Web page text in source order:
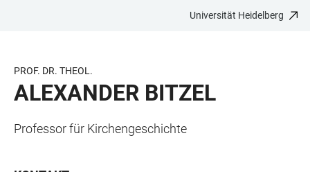
BARRIEREFREIHEIT
Universität Heidelberg
PROF. DR. THEOL.
ALEXANDER BITZEL
Professor für Kirchengeschichte